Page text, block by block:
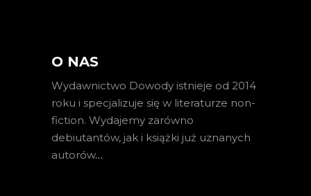
O NAS
Wydawnictwo Dowody istnieje od 2014
roku i specjalizuje się w literaturze non-
fiction. Wydajemy zarówno
debiutantów, jak i książki już uznanych
autorów…